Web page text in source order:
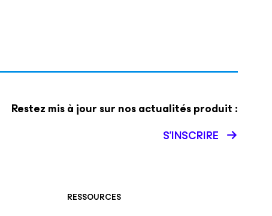
Restez mis à jour sur nos actualités produit :
S’INSCRIRE
RESSOURCES